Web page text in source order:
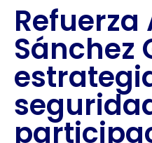
Refuerza
Sánchez